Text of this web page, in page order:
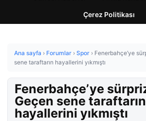
Çerez Politikası
Ana sayfa › Forumlar › Spor › Fenerbahçe’ye
sene taraftarın hayallerini yıkmıştı
Fenerbahçe’ye
Geçen sene taraftarın
hayallerini yıkmıştı